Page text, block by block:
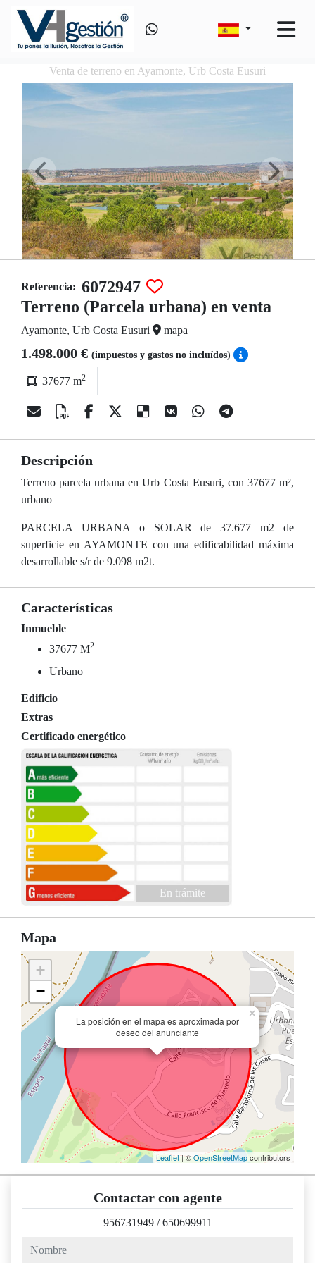
Venta de terreno en Ayamonte, Urb Costa Eusuri
Referencia: 6072947
Terreno (Parcela urbana) en venta
Ayamonte, Urb Costa Eusuri mapa
1.498.000 € (impuestos y gastos no incluídos)
37677 m2
Descripción
Terreno parcela urbana en Urb Costa Eusuri, con 37677 m²,
urbano
PARCELA URBANA o SOLAR de 37.677 m2 de
superficie en AYAMONTE con una edificabilidad máxima
desarrollable s/r de 9.098 m2t.
Características
Inmueble
37677 M2
Urbano
Edificio
Extras
Certificado energético
En trámite
Mapa
La posición en el mapa es aproximada por
deseo del anunciante
×
+
−
Leaflet| ©OpenStreetMapcontributors
Contactar con agente
956731949 /650699911
nombre